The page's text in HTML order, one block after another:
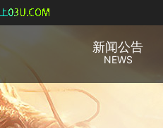
新闻公告
NEWS